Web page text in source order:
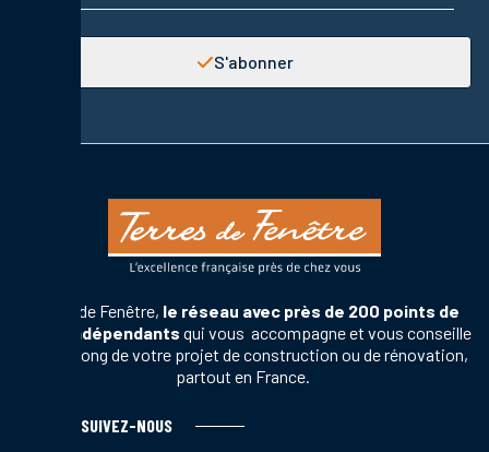
S'abonner
Terres de Fenêtre, le réseau avec près de 200 points de
vente indépendants qui vous accompagne et vous conseille
tout au long de votre projet de construction ou de rénovation,
partout en France.
SUIVEZ-NOUS